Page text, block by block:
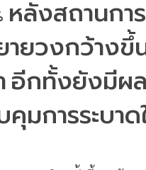
หลังสถานกา
ายวงกว้างขึ้
อีกทั้งยังมีผล
มการระบาด